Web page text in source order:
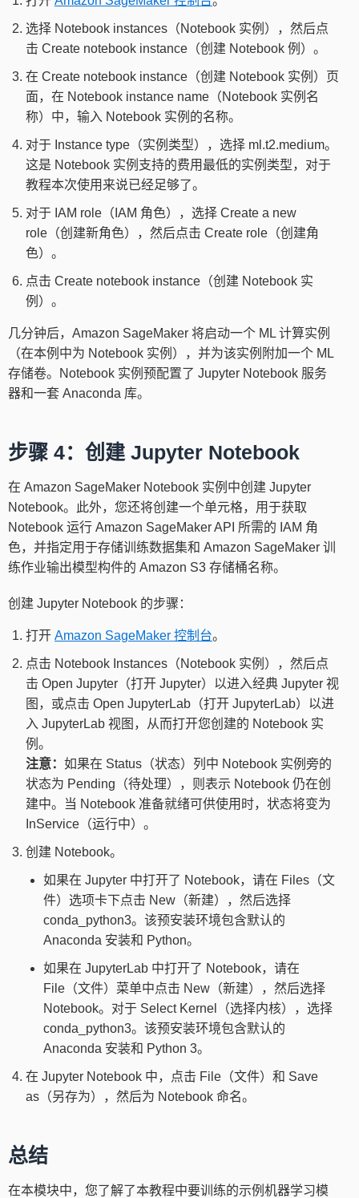
选择 Notebook instances（Notebook 实例），然后点
击 Create notebook instance（创建 Notebook 例）。
在 Create notebook instance（创建 Notebook 实例）页
面，在 Notebook instance name（Notebook 实例名
称）中，输入 Notebook 实例的名称。
对于 Instance type（实例类型），选择 ml.t2.medium。
这是 Notebook 实例支持的费用最低的实例类型，对于
教程本次使用来说已经足够了。
对于 IAM role（IAM 角色），选择 Create a new
role（创建新角色），然后点击 Create role（创建角
色）。
点击 Create notebook instance（创建 Notebook 实
例）。
几分钟后，Amazon SageMaker 将启动一个 ML 计算实例
（在本例中为 Notebook 实例），并为该实例附加一个 ML
存储卷。Notebook 实例预配置了 Jupyter Notebook 服务
器和一套 Anaconda 库。
步骤 4：创建 Jupyter Notebook
在 Amazon SageMaker Notebook 实例中创建 Jupyter
Notebook。此外，您还将创建一个单元格，用于获取
Notebook 运行 Amazon SageMaker API 所需的 IAM 角
色，并指定用于存储训练数据集和 Amazon SageMaker 训
练作业输出模型构件的 Amazon S3 存储桶名称。
创建 Jupyter Notebook 的步骤：
打开 Amazon SageMaker 控制台。
点击 Notebook Instances（Notebook 实例），然后点
击 Open Jupyter（打开 Jupyter）以进入经典 Jupyter 视
图，或点击 Open JupyterLab（打开 JupyterLab）以进
入 JupyterLab 视图，从而打开您创建的 Notebook 实
例。
注意： 如果在 Status（状态）列中 Notebook 实例旁的
状态为 Pending（待处理），则表示 Notebook 仍在创
建中。当 Notebook 准备就绪可供使用时，状态将变为
InService（运行中）。
创建 Notebook。
如果在 Jupyter 中打开了 Notebook，请在 Files（文
件）选项卡下点击 New（新建），然后选择
conda_python3。该预安装环境包含默认的
Anaconda 安装和 Python。
如果在 JupyterLab 中打开了 Notebook，请在
File（文件）菜单中点击 New（新建），然后选择
Notebook。对于 Select Kernel（选择内核），选择
conda_python3。该预安装环境包含默认的
Anaconda 安装和 Python 3。
在 Jupyter Notebook 中，点击 File（文件）和 Save
as（另存为），然后为 Notebook 命名。
总结
在本模块中，您了解了本教程中要训练的示例机器学习模